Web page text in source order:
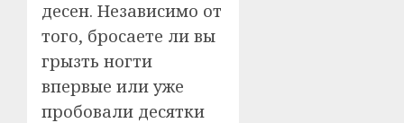
десен. Независимо от
того, бросаете ли вы
грызть ногти
впервые или уже
пробовали десятки